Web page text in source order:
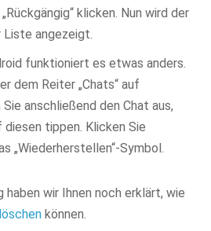
klicken. Nun wird der
Liste angezeigt.
funktioniert es etwas anders.
dem Reiter „Chats“ auf
Sie anschließend den Chat aus,
diesen tippen. Klicken Sie
„Wiederherstellen“-Symbol.
haben wir Ihnen noch erklärt, wie
können.